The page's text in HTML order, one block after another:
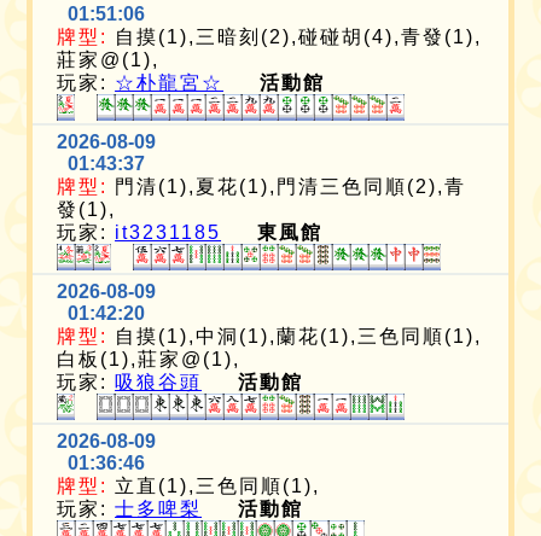
01:51:06
牌型:
自摸(1),三暗刻(2),碰碰胡(4),青發(1),
莊家@(1),
玩家: ☆朴龍宮☆ 活動館
2026-08-09
01:43:37
牌型:
門清(1),夏花(1),門清三色同順(2),青
發(1),
玩家: it3231185 東風館
2026-08-09
01:42:20
牌型:
自摸(1),中洞(1),蘭花(1),三色同順(1),
白板(1),莊家@(1),
玩家: 吸狼谷頭 活動館
2026-08-09
01:36:46
牌型: 立直(1),三色同順(1),
玩家:士多啤梨 活動館